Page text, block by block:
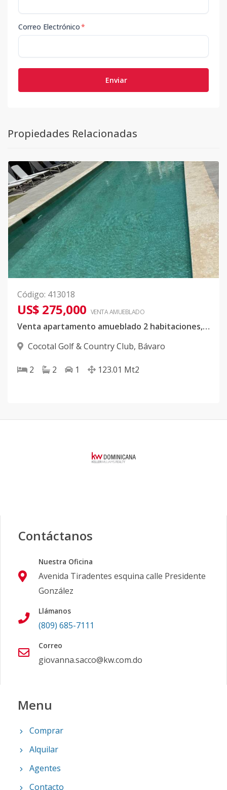
Correo Electrónico*
Enviar
Propiedades Relacionadas
Código: 413018
US$ 275,000 VENTA AMUEBLADO
Venta apartamento amueblado 2 habitaciones, Cocotal Golf and Country Club
Cocotal Golf & Country Club, Bávaro
2 2 1 123.01 Mt2
Contáctanos
Nuestra Oficina
Avenida Tiradentes esquina calle Presidente
González
Llámanos
(809) 685-7111
Correo
giovanna.sacco@kw.com.do
Menu
Comprar
Alquilar
Agentes
Contacto